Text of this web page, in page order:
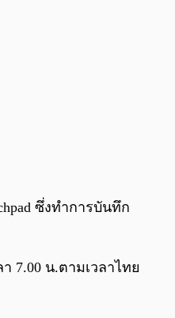
ซึ่งทำการบันทึก
7.00 น.ตามเวลาไทย